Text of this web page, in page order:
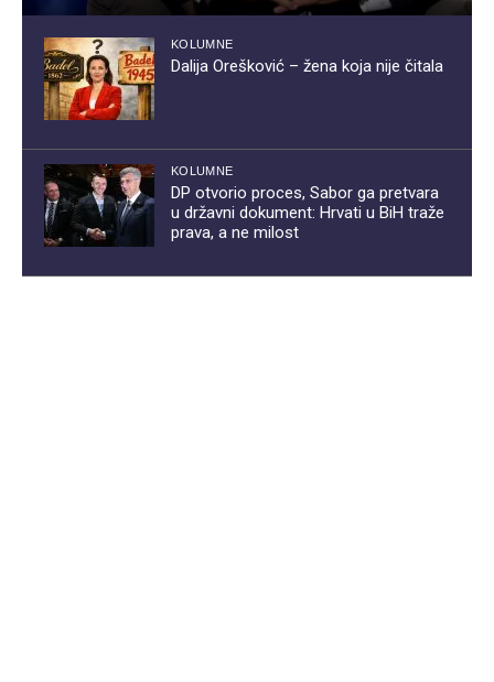
KOLUMNE
Dalija Orešković – žena koja nije čitala
KOLUMNE
DP otvorio proces, Sabor ga pretvara
u državni dokument: Hrvati u BiH traže
prava, a ne milost